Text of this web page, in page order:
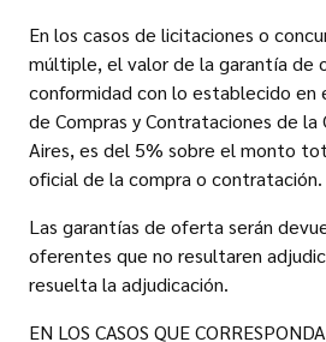
En los casos de licitaciones o
múltiple, el valor de la garantía de
conformidad con lo establecido en
de Compras y Contrataciones de la
Aires, es del 5% sobre el monto
oficial de la compra o contratación.
Las garantías de oferta serán
oferentes que no resultaren
resuelta la adjudicación.
EN LOS CASOS QUE